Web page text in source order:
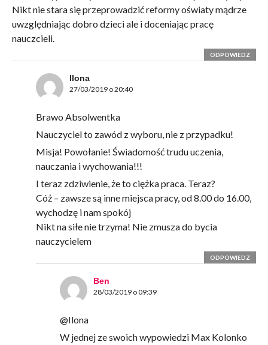
Nikt nie stara się przeprowadzić reformy oświaty mądrze
uwzględniając dobro dzieci ale i doceniając pracę
nauczcieli.
ODPOWIEDZ
Ilona
27/03/2019 o 20:40
Brawo Absolwentka
Nauczyciel to zawód z wyboru, nie z przypadku!
Misja! Powołanie! Świadomość trudu uczenia,
nauczania i wychowania!!!
I teraz zdziwienie, że to ciężka praca. Teraz?
Cóż – zawsze są inne miejsca pracy, od 8.00 do 16.00,
wychodzę i nam spokój
Nikt na siłe nie trzyma! Nie zmusza do bycia
nauczycielem
ODPOWIEDZ
Ben
28/03/2019 o 09:39
@Ilona
W jednej ze swoich wypowiedzi Max Kolonko